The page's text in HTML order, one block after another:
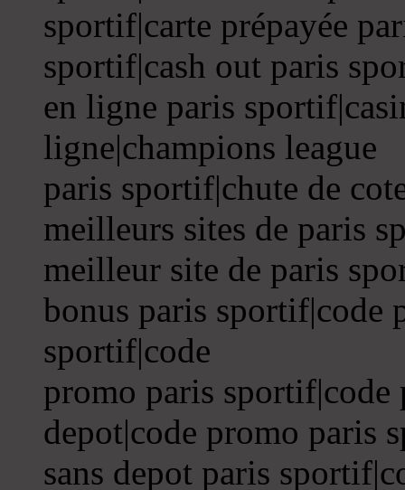
sportif|carte prépayée
sportif|cash out paris
en ligne paris
ligne|champions league
paris sportif|chute de
meilleurs sites de paris
meilleur site de paris
bonus paris sportif|code
sportif|code
promo paris sportif|code
depot|code promo paris
sans depot paris